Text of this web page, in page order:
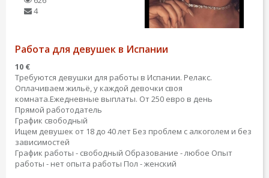
4
Работа для девушек в Испании
10 €
Требуются девушки для работы в Испании. Релакс.
Оплачиваем жильё, у каждой девочки своя
комната.Ежедневные выплаты. От 250 евро в день
Прямой работодатель
График свободный
Ищем девушек от 18 до 40 лет Без проблем с алкоголем и без
зависимостей
График работы - свободный Образование - любое Опыт
работы - нет опыта работы Пол - женский